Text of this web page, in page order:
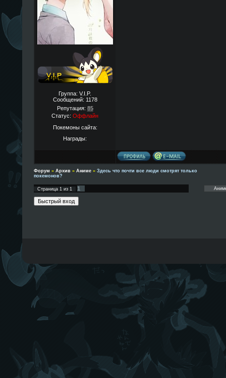
Группа: V.I.P.
Сообщений: 1178
Репутация: 85
Статус: Оффлайн
Покемоны сайта:
Награды:
Форум » Архив » Аниме » Здесь что почти все люди смотрят только
покемонов?
Страница 1из 1 1